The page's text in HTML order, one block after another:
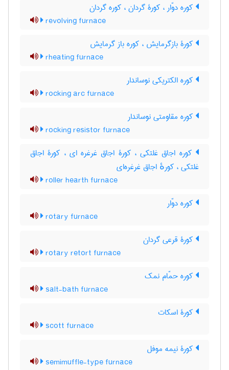
کوره دوّار ، کورۀ گردان ، کوره گردان
revolving furnace
کورۀ بازگرمایش ، کوره باز گرمایش
rheating furnace
کوره الکتریکی نوساندار
rocking arc furnace
کوره مقاومتی نوساندار
rocking resistor furnace
کوره اجاق غلتکی ، کورۀ اجاق غرغره ای ، کورۀ اجاق
غلتکی ، کورهٔ اجاق غرغره‌ای
roller hearth furnace
کوره دوّار
rotary furnace
کورۀ قرعی گردان
rotary retort furnace
کوره حمّام نمک
salt-bath furnace
کورۀ اسکات
scott furnace
کورۀ نیمه موفل
semimuffle-type furnace